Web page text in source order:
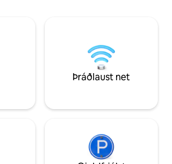
til
Gilt netfang fyrir
ekki hægt að slá!
og með fyrirvara
sem er ekki leigt
Þráðlaust net